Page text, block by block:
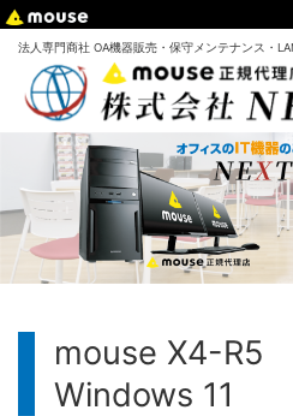
法人専門商社 OA機器販売・保守メンテナンス・
mouse
Windows 11